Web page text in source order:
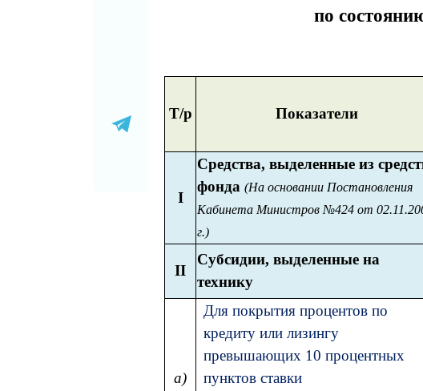
по
Т/р Показатели
I
Средства, выделенные из
фонда (На основании Постановления
Кабинета Министров №424 от
г.)
II
Субсидии, выделенные на
технику
а)
Для покрытия процентов по
кредиту или лизингу
превышающих 10 процентных
пунктов ставки